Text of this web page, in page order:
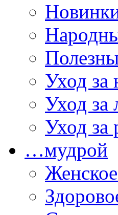
Уход за
Уход за
Уход за
…мудрой